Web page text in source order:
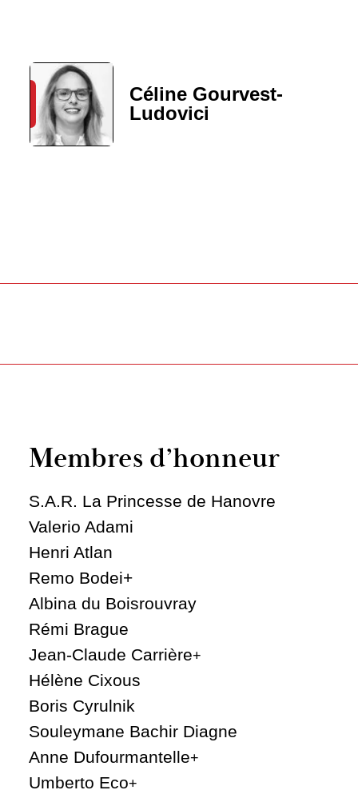
Céline Gourvest-
Ludovici
Membres d’honneur
S.A.R. La Princesse de Hanovre
Valerio Adami
Henri Atlan
Remo Bodei+
Albina du Boisrouvray
Rémi Brague
Jean-Claude Carrière+
Hélène Cixous
Boris Cyrulnik
Souleymane Bachir Diagne
Anne Dufourmantelle+
Umberto Eco+